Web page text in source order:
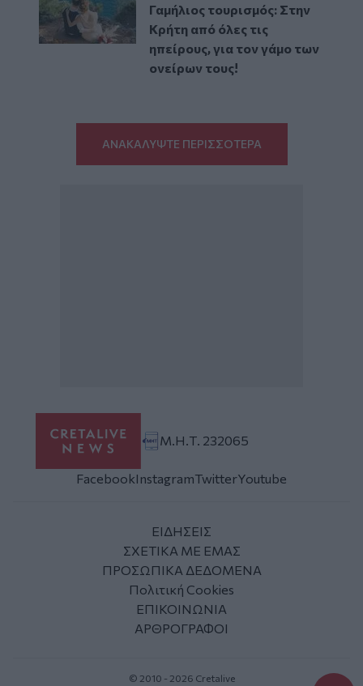
Γαμήλιος τουρισμός: Στην
Κρήτη από όλες τις
ηπείρους, για τον γάμο των
ονείρων τους!
ΑΝΑΚΑΛΥΨΤΕ ΠΕΡΙΣΣΟΤΕΡΑ
Μ.Η.Τ. 232065
FacebookInstagramTwitterYoutube
ΕΙΔΗΣΕΙΣ
ΣΧΕΤΙΚΑ ΜΕ ΕΜΑΣ
ΠΡΟΣΩΠΙΚΑ ΔΕΔΟΜΕΝΑ
Πολιτική Cookies
ΕΠΙΚΟΙΝΩΝΙΑ
ΑΡΘΡΟΓΡΑΦΟΙ
© 2010 - 2026 Cretalive